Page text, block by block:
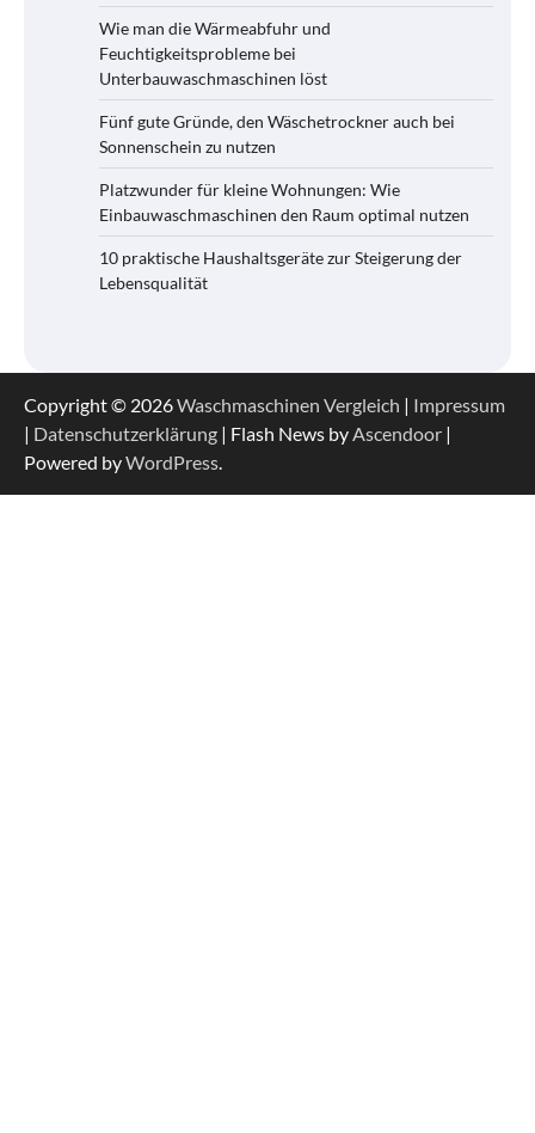
Wie man die Wärmeabfuhr und
Feuchtigkeitsprobleme bei
Unterbauwaschmaschinen löst
Fünf gute Gründe, den Wäschetrockner auch bei
Sonnenschein zu nutzen
Platzwunder für kleine Wohnungen: Wie
Einbauwaschmaschinen den Raum optimal nutzen
10 praktische Haushaltsgeräte zur Steigerung der
Lebensqualität
Copyright © 2026Waschmaschinen Vergleich | Impressum
| Datenschutzerklärung | Flash News by Ascendoor |
Powered byWordPress